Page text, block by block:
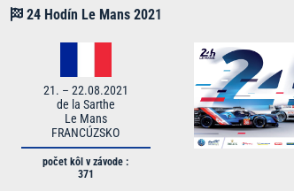
24 Hodín Le Mans 2021
21. – 22.08.2021
de la Sarthe
Le Mans
FRANCÚZSKO
počet kôl v závode :
371